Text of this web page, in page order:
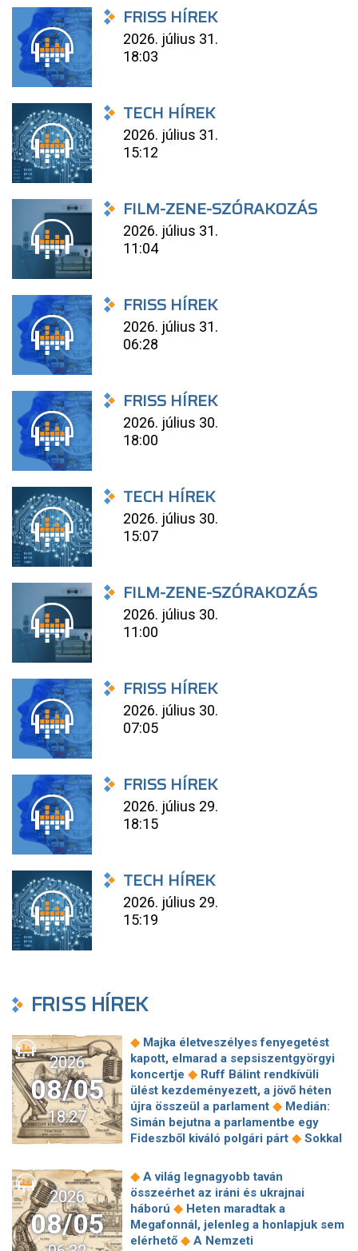
FRISS HÍREK
2026. július 31.
18:03
TECH HÍREK
2026. július 31.
15:12
FILM-ZENE-SZÓRAKOZÁS
2026. július 31.
11:04
FRISS HÍREK
2026. július 31.
06:28
FRISS HÍREK
2026. július 30.
18:00
TECH HÍREK
2026. július 30.
15:07
FILM-ZENE-SZÓRAKOZÁS
2026. július 30.
11:00
FRISS HÍREK
2026. július 30.
07:05
FRISS HÍREK
2026. július 29.
18:15
TECH HÍREK
2026. július 29.
15:19
FRISS HÍREK
2026
08/05
18:27
◆ Majka életveszélyes fenyegetést
kapott, elmarad a sepsiszentgyörgyi
koncertje ◆ Ruff Bálint rendkívüli
ülést kezdeményezett, a jövő héten
újra összeül a parlament ◆ Medián:
Simán bejutna a parlamentbe egy
Fideszből kiváló polgári párt ◆ Sokkal
Vitézy: 42 új, 120 méteres
motorvonatot vesznek, teljesen
megújul a szentendrei, a csepeli és a
ráckevei HÉV járműparkja
◆ Egy
hajszálon múlt Paks, de a jövőben jó
2026
08/05
◆ A világ legnagyobb taván
összeérhet az iráni és ukrajnai
háború ◆ Heten maradtak a
Megafonnál, jelenleg a honlapjuk sem
elérhető ◆ A Nemzeti